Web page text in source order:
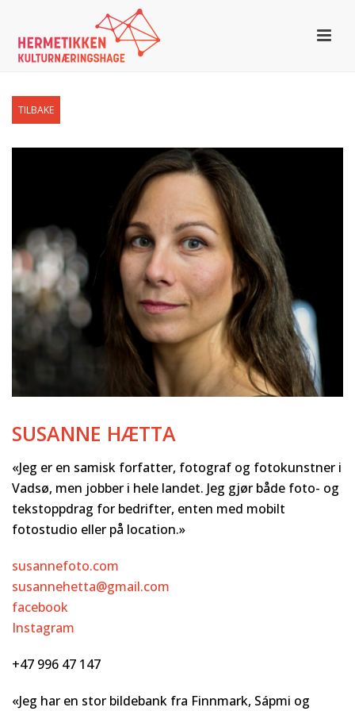
TILBAKE
SUSANNE HÆTTA
«Jeg er en samisk forfatter, fotograf og fotokunstner i
Vadsø, men jobber i hele landet. Jeg gjør både foto- og
tekstoppdrag for bedrifter, enten med mobilt
fotostudio eller på location.»
susannefoto.com
susannehetta@gmail.com
facebook
Instagram
+47 996 47 147
«Jeg har en stor bildebank fra Finnmark, Sápmi og